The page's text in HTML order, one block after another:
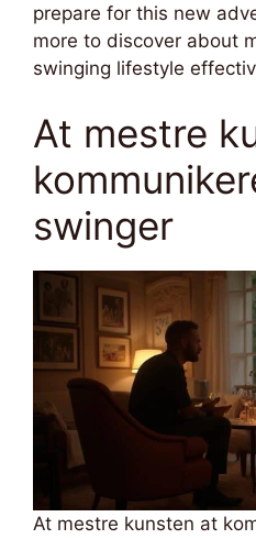
prepare for this new
more to discover about
swinging lifestyle
At mestre
swinger
At mestre kunsten at